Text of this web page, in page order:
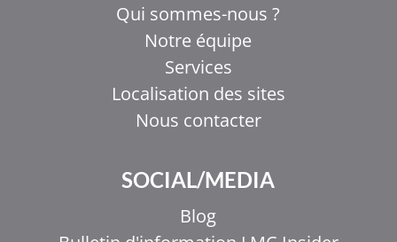
Qui sommes-nous ?
Notre équipe
Services
Localisation des sites
Nous contacter
SOCIAL/MEDIA
Blog